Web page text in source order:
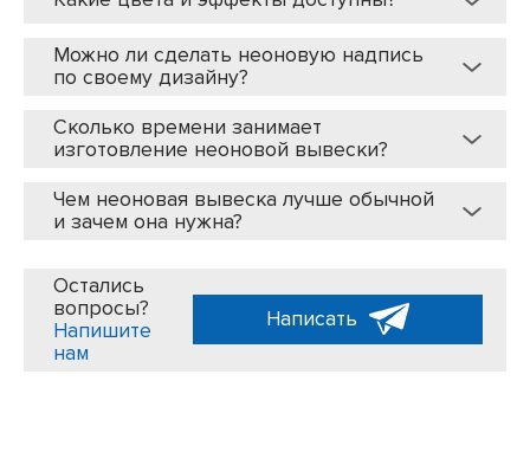
Можно ли сделать неоновую надпись
по своему дизайну?
Сколько времени занимает
изготовление неоновой вывески?
Чем неоновая вывеска лучше обычной
и зачем она нужна?
Остались
вопросы?
Напишите
нам
Написать